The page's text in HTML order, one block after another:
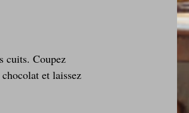
et laissez